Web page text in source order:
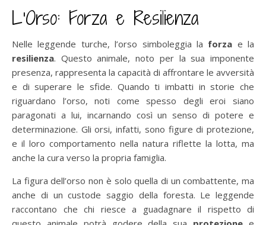
L’Orso: Forza e Resilienza
Nelle leggende turche, l’orso simboleggia la forza e la
resilienza. Questo animale, noto per la sua imponente
presenza, rappresenta la capacità di affrontare le avversità
e di superare le sfide. Quando ti imbatti in storie che
riguardano l’orso, noti come spesso degli eroi siano
paragonati a lui, incarnando così un senso di potere e
determinazione. Gli orsi, infatti, sono figure di protezione,
e il loro comportamento nella natura riflette la lotta, ma
anche la cura verso la propria famiglia.
La figura dell’orso non è solo quella di un combattente, ma
anche di un custode saggio della foresta. Le leggende
raccontano che chi riesce a guadagnare il rispetto di